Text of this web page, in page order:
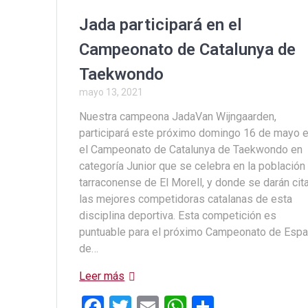
o
k
p
p
tir
Jada participará en el
Campeonato de Catalunya de
Taekwondo
mayo 13, 2021
Nuestra campeona JadaVan Wijngaarden,
participará este próximo domingo 16 de mayo
el Campeonato de Catalunya de Taekwondo en
categoría Junior que se celebra en la población
tarraconense de El Morell, y donde se darán
las mejores competidoras catalanas de esta
disciplina deportiva. Esta competición es
puntuable para el próximo Campeonato de
de…
Leer más